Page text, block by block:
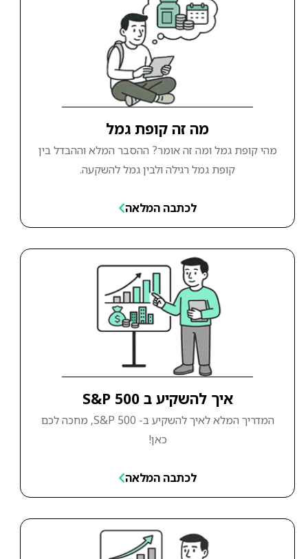
מה זה קופת גמל
מהי קופת גמל ומה זה אומר? ההסבר המלא וההבדל בין
קופת גמל רגילה ולבין גמל להשקעה.
לכתבה המלאה
איך להשקיע ב S&P 500
המדריך המלא לאיך להשקיע ב- S&P 500, מחכה לכם
כאן!
לכתבה המלאה